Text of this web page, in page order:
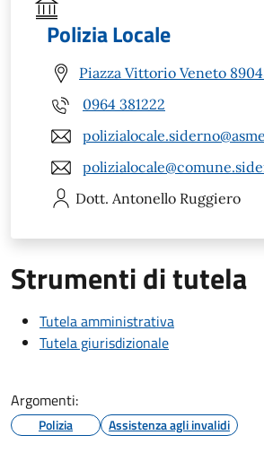
Polizia Locale
Piazza Vittorio Veneto
0964 381222
Dott. Antonello Ruggiero
Strumenti di tutela
Tutela amministrativa
Tutela giurisdizionale
Argomenti:
Polizia Assistenza agli invalidi